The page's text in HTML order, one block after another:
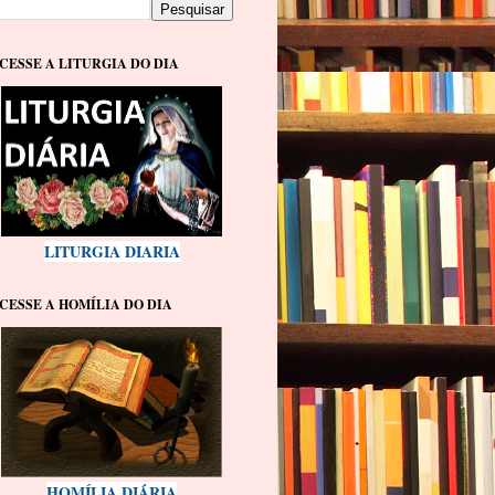
A LITURGIA DO DIA
LITURGIA DIARIA
A HOMÍLIA DO DIA